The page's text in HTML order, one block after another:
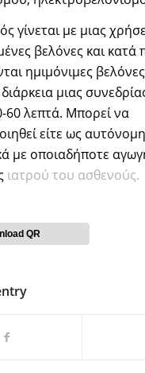
γίνεται με μιας
βελόνες και κατά
ημιμόνιμες
μιας
60 λεπτά. Μπορεί να
είτε ως
με οποιαδήποτε
ιατρού του ασθενούς.
QR